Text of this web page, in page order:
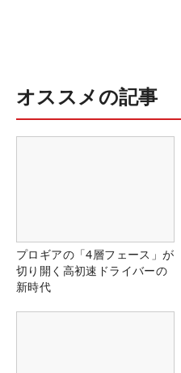
オススメの記事
プロギアの「4層フェース」が
切り開く高初速ドライバーの
新時代